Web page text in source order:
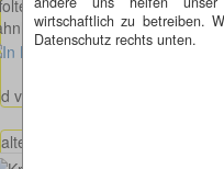
wirtschaftlich zu betreiben.
Datenschutz rechts unten.
am Albis
- Zürichstr
von Karin Weisenstein
alte Dorfstr - Jonentalstr -